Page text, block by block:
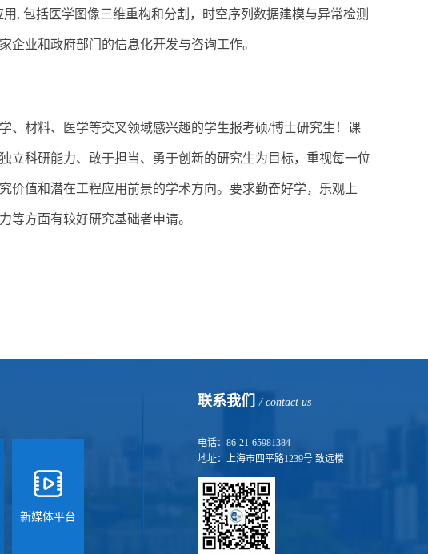
, 包括医学图像三维重构和分割，时空序列数据建模与异常检测
企业和政府部门的信息化开发与咨询工作。
、材料、医学等交叉领域感兴趣的学生报考硕/博士研究生！课
立科研能力、敢于担当、勇于创新的研究生为目标，重视每一位
价值和潜在工程应用前景的学术方向。要求勤奋好学，乐观上
等方面有较好研究基础者申请。
新媒体平台
联系我们/ contact us
电话：86-21-65981384
地址：上海市四平路1239号 致远楼